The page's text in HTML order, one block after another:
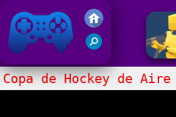
Juegos Friv 2017
Copa de Hockey de Aire